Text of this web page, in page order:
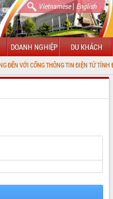
Vietnamese| English
DOANH NGHIỆP DU KHÁCH
THÔNG TIN ĐIỆN TỬ TỈNH ĐẮK LẮK